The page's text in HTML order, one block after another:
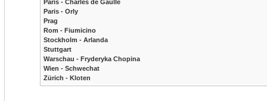
Paris - Charles de Gaulle
Paris - Orly
Prag
Rom - Fiumicino
Stockholm - Arlanda
Stuttgart
Warschau - Fryderyka Chopina
Wien - Schwechat
Zürich - Kloten